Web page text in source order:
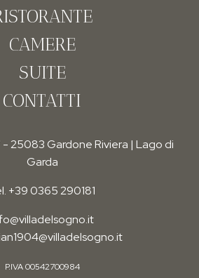
CAMERE
SUITE
CONTATTI
- 25083 Gardone Riviera | Lago di
Garda
+39 0365 290181
P.IVA 00542700984